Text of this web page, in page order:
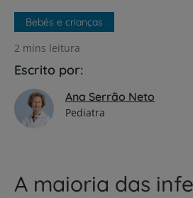
Bebés e crianças
2 mins leitura
Escrito por:
Ana Serrão Neto
Pediatra
A maioria das